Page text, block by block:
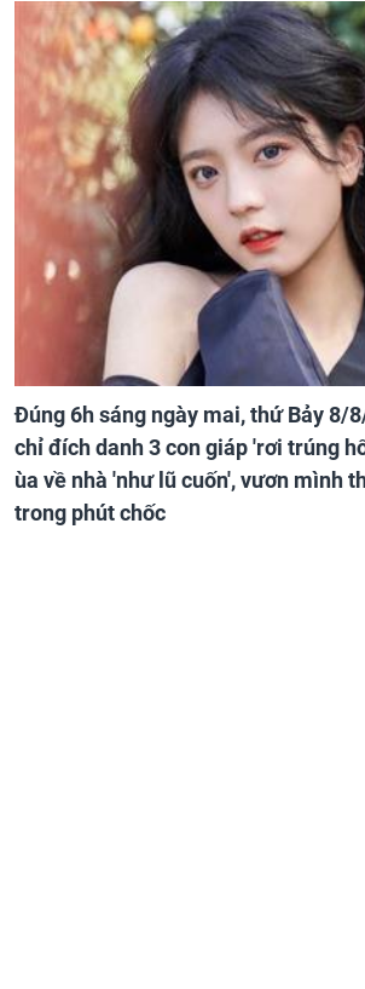
Đúng 6h sáng ngày mai, thứ Bảy 8/
chỉ đích danh 3 con giáp 'rơi trúng
ùa về nhà 'như lũ cuốn', vươn mình
trong phút chốc